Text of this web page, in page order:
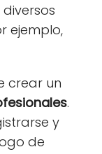
ejemplo,
crear un
.
y
de